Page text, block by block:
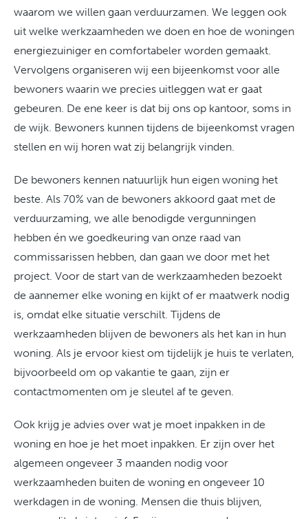
waarom we willen gaan verduurzamen. We leggen ook
uit welke werkzaamheden we doen en hoe de woningen
energiezuiniger en comfortabeler worden gemaakt.
Vervolgens organiseren wij een bijeenkomst voor alle
bewoners waarin we precies uitleggen wat er gaat
gebeuren. De ene keer is dat bij ons op kantoor, soms in
de wijk. Bewoners kunnen tijdens de bijeenkomst vragen
stellen en wij horen wat zij belangrijk vinden.
De bewoners kennen natuurlijk hun eigen woning het
beste. Als 70% van de bewoners akkoord gaat met de
verduurzaming, we alle benodigde vergunningen
hebben én we goedkeuring van onze raad van
commissarissen hebben, dan gaan we door met het
project. Voor de start van de werkzaamheden bezoekt
de aannemer elke woning en kijkt of er maatwerk nodig
is, omdat elke situatie verschilt. Tijdens de
werkzaamheden blijven de bewoners als het kan in hun
woning. Als je ervoor kiest om tijdelijk je huis te verlaten,
bijvoorbeeld om op vakantie te gaan, zijn er
contactmomenten om je sleutel af te geven.
Ook krijg je advies over wat je moet inpakken in de
woning en hoe je het moet inpakken. Er zijn over het
algemeen ongeveer 3 maanden nodig voor
werkzaamheden buiten de woning en ongeveer 10
werkdagen in de woning. Mensen die thuis blijven,